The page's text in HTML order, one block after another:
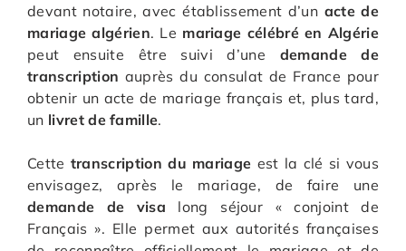
devant notaire, avec établissement d’un acte de
mariage algérien. Le mariage célébré en Algérie
peut ensuite être suivi d’une demande de
transcription auprès du consulat de France pour
obtenir un acte de mariage français et, plus tard,
un livret de famille.
Cette transcription du mariage est la clé si vous
envisagez, après le mariage, de faire une
demande de visa long séjour « conjoint de
Français ». Elle permet aux autorités françaises